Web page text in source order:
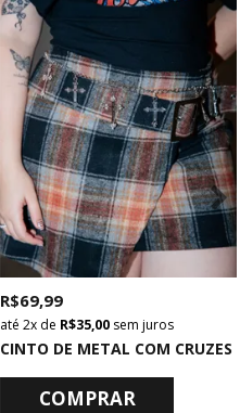
CINTO DE METAL COM CRUZES
R$ 69,99
2x de R$ 35,00 sem juros
COMPRAR